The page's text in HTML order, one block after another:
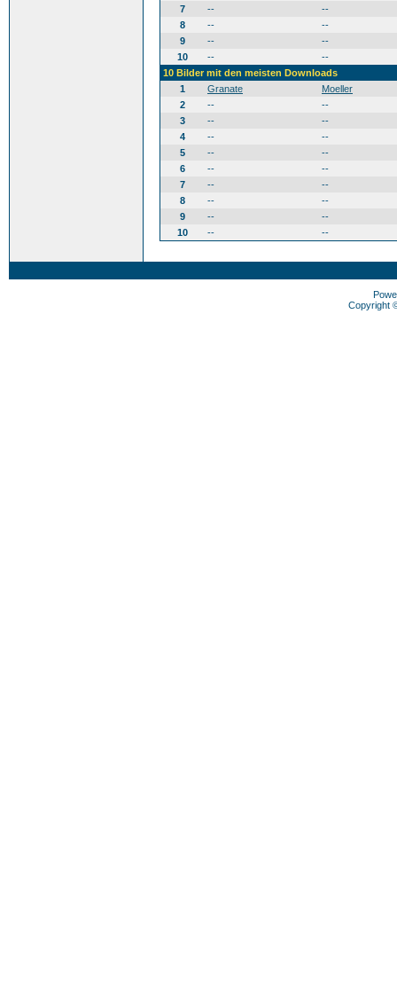
7
--
--
8
--
--
9
--
--
10
--
--
10 Bilder mit den meisten Downloads
1
Granate
Moeller
2
--
--
3
--
--
4
--
--
5
--
--
6
--
--
7
--
--
8
--
--
9
--
--
10
-- --
Copyright